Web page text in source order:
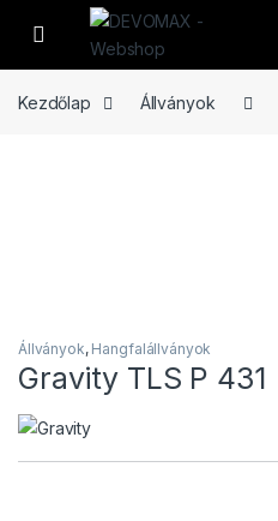
Ugrás a navigációhoz
Ugrás a tartalomhoz
Open
Kezdőlap Állványok
Állványok, Hangfalállványok
Gravity TLS P 431